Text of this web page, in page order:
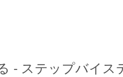
- ステップバイス